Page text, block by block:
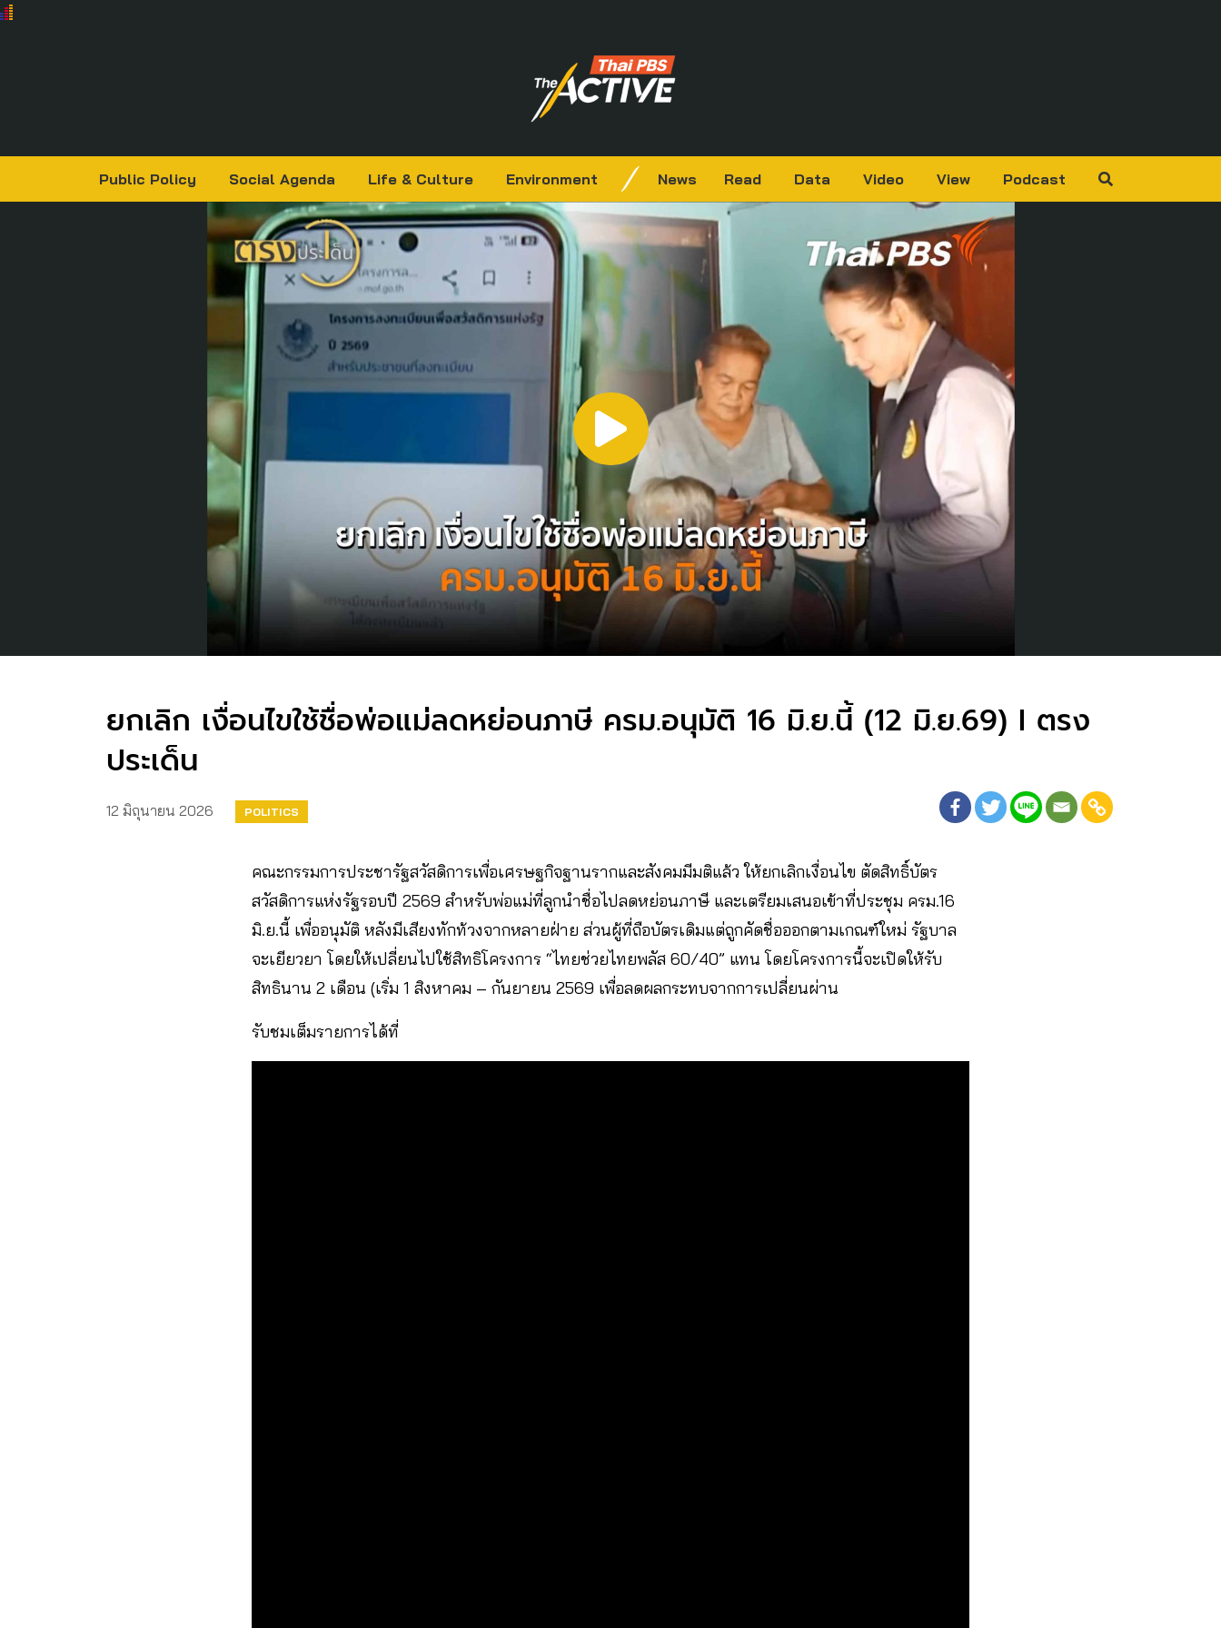
Public Policy Social Agenda Life & Culture Environment News Read Data Video View Podcast
ยกเลิก เงื่อนไขใช้ชื่อพ่อแม่ลดหย่อนภาษี ครม.อนุมัติ 16 มิ.ย.นี้ (12 มิ.ย.69) I ตรง
ประเด็น
12 มิถุนายน 2026 POLITICS
คณะกรรมการประชารัฐสวัสดิการเพื่อเศรษฐกิจฐานรากและสังคมมีมติแล้ว ให้ยกเลิกเงื่อนไข ตัดสิทธิ์บัตร
สวัสดิการแห่งรัฐรอบปี 2569 สำหรับพ่อแม่ที่ลูกนำชื่อไปลดหย่อนภาษี และเตรียมเสนอเข้าที่ประชุม ครม.16
มิ.ย.นี้ เพื่ออนุมัติ หลังมีเสียงทักท้วงจากหลายฝ่าย ส่วนผู้ที่ถือบัตรเดิมแต่ถูกคัดชื่อออกตามเกณฑ์ใหม่ รัฐบาล
จะเยียวยา โดยให้เปลี่ยนไปใช้สิทธิโครงการ “ไทยช่วยไทยพลัส 60/40” แทน โดยโครงการนี้จะเปิดให้รับ
สิทธินาน 2 เดือน (เริ่ม 1 สิงหาคม – กันยายน 2569 เพื่อลดผลกระทบจากการเปลี่ยนผ่าน
รับชมเต็มรายการได้ที่